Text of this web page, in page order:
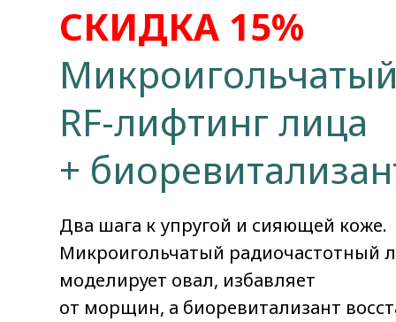
СКИДКА 15%
Микроигольчатый
RF-лифтинг лица
+
Два шага к упругой и сияющей коже.
Микроигольчатый радиочастотный
моделирует овал, избавляет
от морщин, а биоревитализант